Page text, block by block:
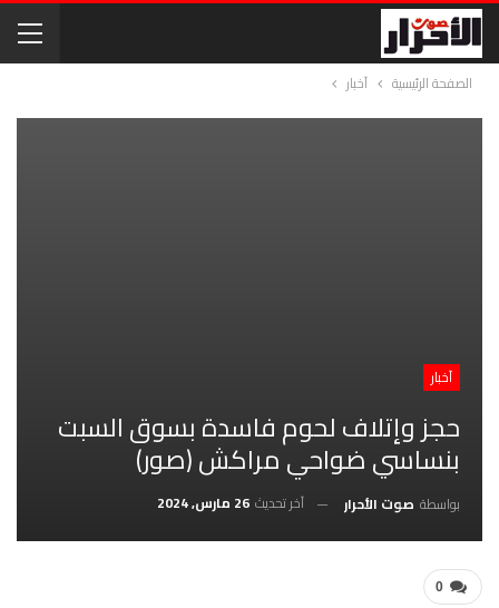
الصفحة الرئيسية آخبار
آخبار
حجز وإتلاف لحوم فاسدة بسوق السبت
بنساسي ضواحي مراكش (صور)
بواسطة صوت الأحرار آخر تحديث 26 مارس, 2024
0